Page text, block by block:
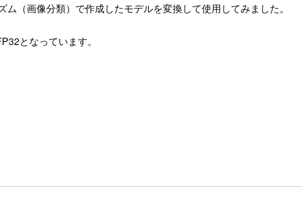
（画像分類）で作成したモデルを変換して使用してみました。
となっています。